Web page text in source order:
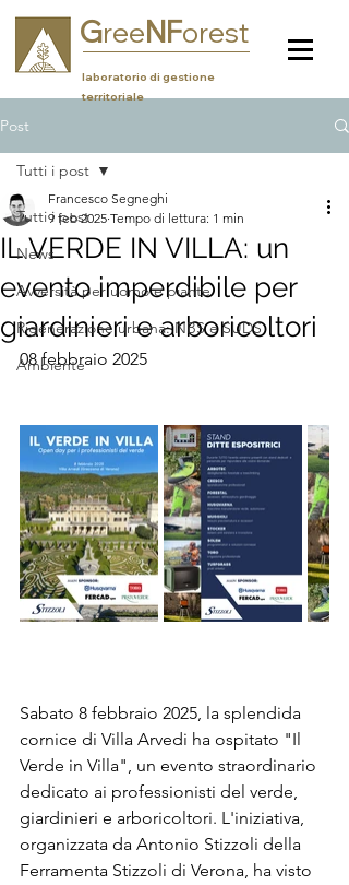
GreeNForest
laboratorio di gestione
territoriale
Post
Tutti i post
News
Avversità per uomo e piante
Rigenerazione urbana: NBS e SUDS
Ambiente
Tutti i post
IL VERDE IN VILLA: un
evento imperdibile per
giardinieri e arboricoltori
Francesco Segneghi
9 feb 2025 Tempo di lettura: 1 min
08 febbraio 2025
Sabato 8 febbraio 2025, la splendida
cornice di Villa Arvedi ha ospitato "Il
Verde in Villa", un evento straordinario
dedicato ai professionisti del verde,
giardinieri e arboricoltori. L'iniziativa,
organizzata da Antonio Stizzoli della
Ferramenta Stizzoli di Verona, ha visto